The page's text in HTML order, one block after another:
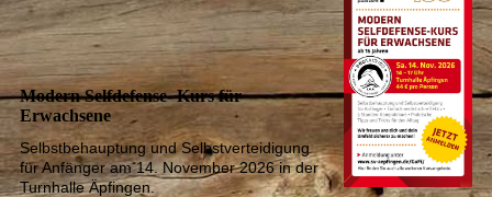
Modern Selfdefense- Kurs für
Erwachsene
Selbstbehauptung und Selbstverteidigung
für Anfänger am 14. November 2026 in der
Turnhalle Äpfingen.